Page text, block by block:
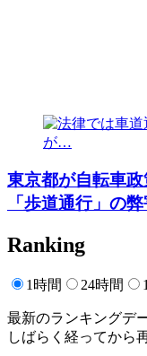
東京都が自転車
「歩道通行」の
Ranking
1時間 24時間
最新のランキングデ
しばらく経ってから